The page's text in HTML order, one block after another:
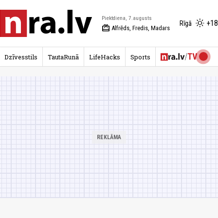
Piektdiena, 7.augusts
redeem Alfrēds, Fredis, Madars
Rīgā
Dzīvesstils TautaRunā LifeHacks Sports